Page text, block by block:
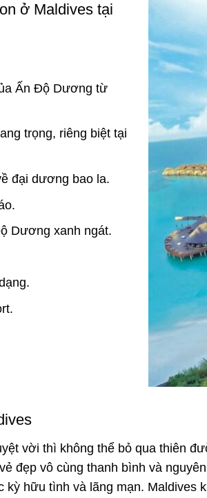
ở Maldives tại
Ấn Độ Dương từ
trọng, riêng biệt tại
đại dương bao la.
Dương xanh ngát.
vời thì không thể bỏ qua thiên
đẹp vô cùng thanh bình và
hữu tình và lãng mạn. Maldives